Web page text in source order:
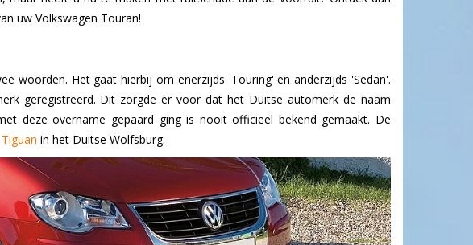
uw Volkswagen Touran!
woorden. Het gaat hierbij om enerzijds 'Touring' en anderzijds 'Sedan'.
geregistreerd. Dit zorgde er voor dat het Duitse automerk de naam
deze overname gepaard ging is nooit officieel bekend gemaakt. De
in het Duitse Wolfsburg.